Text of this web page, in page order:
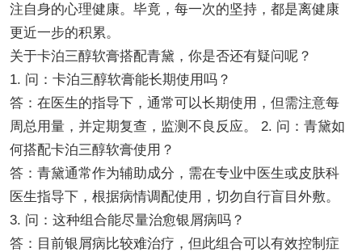
注自身的心理健康。毕竟，每一次的坚持，都是离健康
更近一步的积累。
关于卡泊三醇软膏搭配青黛，你是否还有疑问呢？
1. 问：卡泊三醇软膏能长期使用吗？
答：在医生的指导下，通常可以长期使用，但需注意每
周总用量，并定期复查，监测不良反应。 2. 问：青黛如
何搭配卡泊三醇软膏使用？
答：青黛通常作为辅助成分，需在专业中医生或皮肤科
医生指导下，根据病情调配使用，切勿自行盲目外敷。
3. 问：这种组合能尽量治愈银屑病吗？
答：目前银屑病比较难治疗，但此组合可以有效控制症